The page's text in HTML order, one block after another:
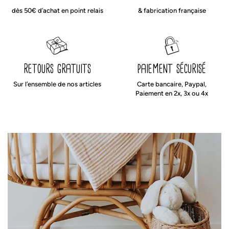
bébé régurgiteet bien plus encore lorsqu’il grandit pour être le
support de nombreuses activités salissantes mais drôlement
amusantes
: un coup d’éponge et tout redevient propre !
Une fois les activités terminées,il suffit de le retourner pour
retrouver son coton imprimé tout douxpour des instants câlin
ou lecture.
Très pratique,notre tapis de jeux bébé est déhoussable et
lavable en machine. Les plaques de mousse à l’intérieur sont
également recouvertes d’une alèse imperméable et peuvent aussi
occasionnellement passer en machine lors d’un gros accident.
dès 50€ d’achat en point relais & fabrication française
retours gratuits
Sur l’ensemble de nos articles
paiement sécurisé
Carte bancaire, Paypal,
Paiement en 2x, 3x ou 4x